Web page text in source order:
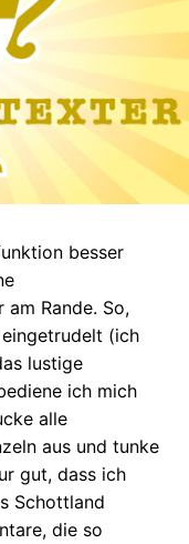
besser
Rande. So,
(ich
lustige
ich mich
alle
aus und tunke
gut, dass ich
Schottland
die so